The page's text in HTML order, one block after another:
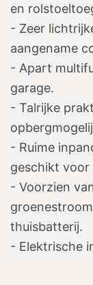
en
- Zeer
aangename
- Apart
garage.
- Talrijke
- Ruime
geschikt voor
- Voorzien
thuisbatterij.
- Elektrische